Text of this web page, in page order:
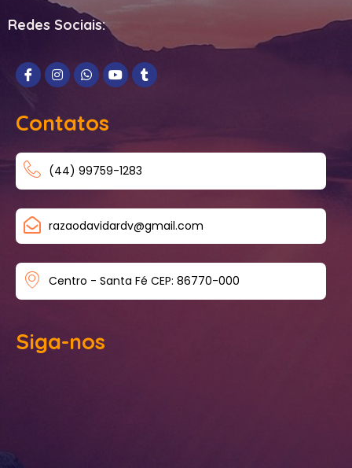
Redes Sociais:
Contatos
(44) 99759-1283
razaodavidardv@gmail.com
Centro - Santa Fé CEP: 86770-000
Siga-nos